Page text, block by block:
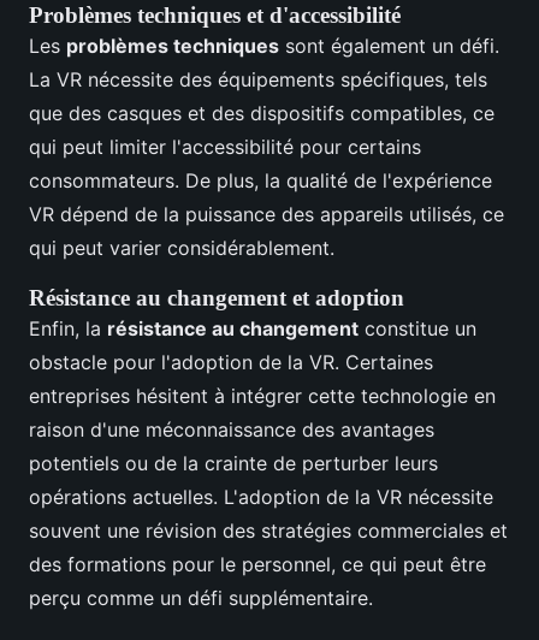
Problèmes techniques et d'accessibilité
Les problèmes techniques sont également un défi.
La VR nécessite des équipements spécifiques, tels
que des casques et des dispositifs compatibles, ce
qui peut limiter l'accessibilité pour certains
consommateurs. De plus, la qualité de l'expérience
VR dépend de la puissance des appareils utilisés, ce
qui peut varier considérablement.
Résistance au changement et adoption
Enfin, la résistance au changement constitue un
obstacle pour l'adoption de la VR. Certaines
entreprises hésitent à intégrer cette technologie en
raison d'une méconnaissance des avantages
potentiels ou de la crainte de perturber leurs
opérations actuelles. L'adoption de la VR nécessite
souvent une révision des stratégies commerciales et
des formations pour le personnel, ce qui peut être
perçu comme un défi supplémentaire.